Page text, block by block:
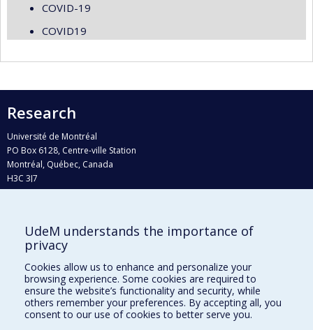
COVID-19
COVID19
Research
Université de Montréal
PO Box 6128, Centre-ville Station
Montréal, Québec, Canada
H3C 3J7
Who does what?
Find us
Site map
Accessibility
UdeM understands the importance of
privacy
Cookies allow us to enhance and personalize your
browsing experience. Some cookies are required to
ensure the website’s functionality and security, while
others remember your preferences. By accepting all, you
consent to our use of cookies to better serve you.